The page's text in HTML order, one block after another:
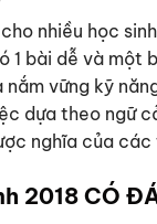
nhiều học
1 bài dễ và
vững kỹ
dựa theo ngữ
nghĩa của
2018 CÓ